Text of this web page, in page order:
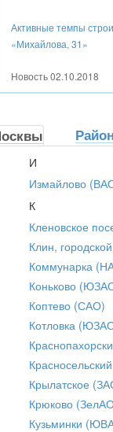
Активные темпы
«Михайлова, 31»
Новость02.10.2018
И
Измайлово
К
Кленовское
Клин,
Коммунарка
Коньково
Коптево (САО)
Котловка
Крылатское
Крюково
Кузьминки